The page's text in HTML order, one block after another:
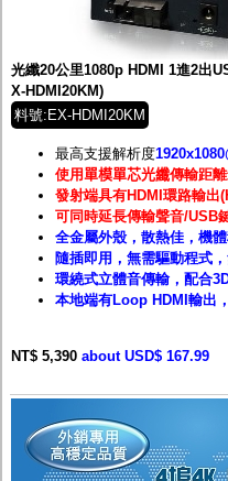
監聽器.麥克風
視訊轉換設備
雙絞線傳輸器
雜訊改善器
分配放大器
網路線用水晶頭
網路線
懶人線.同軸線.花線
線頭.插座.延長線.HDMI線
集線盒.防水盒.配線盒
變壓器.避雷器
轉接頭
偽裝嚇阻假監視器. 警示防盜
客訂商品
光纖20公里1080p HDMI 1進2出
X-HDMI20KM)
料號:EX-HDMI20KM
最高支援解析度1920
使用單模單芯光纖傳輸距
發射端具有HDMI環路輸出
可同時延長傳輸聲音/USB
全金屬外殼，散熱佳，機
隨插即用，無需驅動程式
環繞式立體音傳輸，配合
本地端有Loop HDMI輸出
NT$ 5,390 about USD$ 167.99